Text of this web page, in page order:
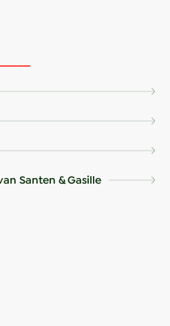
Santen & Gasille